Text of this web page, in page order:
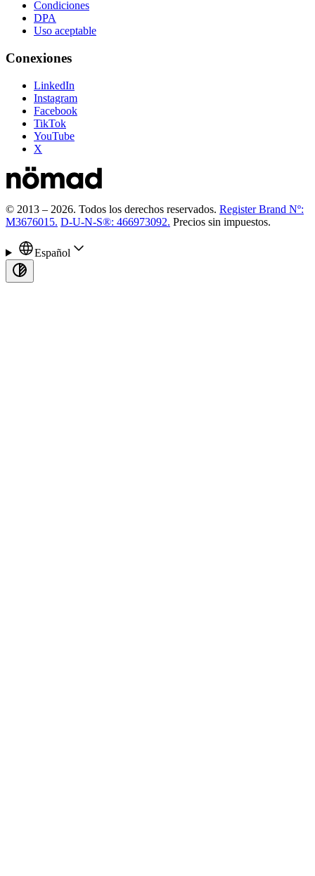
Condiciones
DPA
Uso aceptable
Conexiones
LinkedIn
Instagram
Facebook
TikTok
YouTube
X
© 2013 – 2026. Todos los derechos reservados. Register Brand Nº:
M3676015. D-U-N-S®: 466973092. Precios sin impuestos.
Español